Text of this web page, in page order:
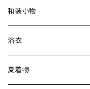
和装小物
浴衣
夏着物